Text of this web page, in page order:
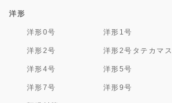
洋形
洋形0号 洋形1号
洋形2号 洋形2号タテカマス
洋形4号 洋形5号
洋形7号 洋形9号